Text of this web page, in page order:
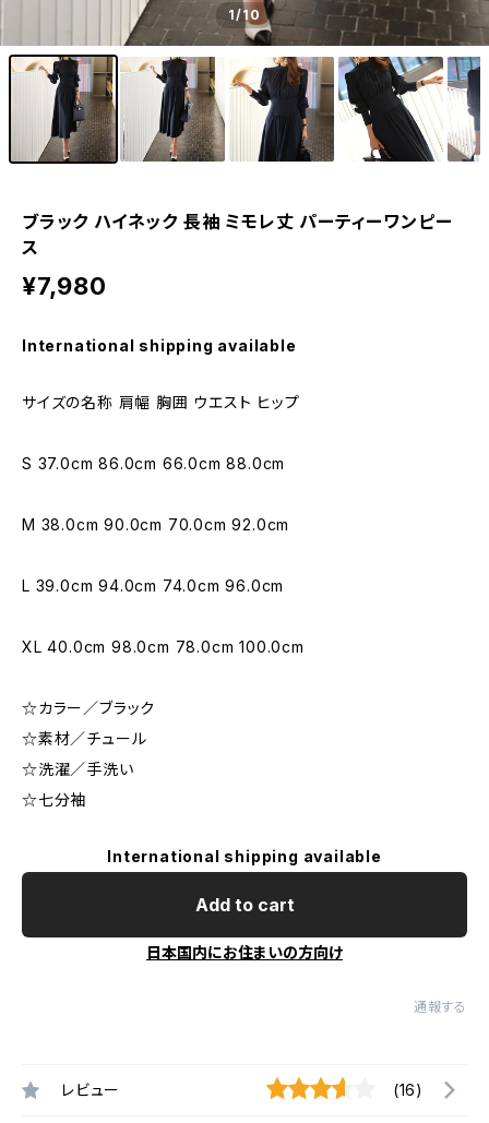
1/10
ブラック ハイネック 長袖 ミモレ丈 パーティーワンピー
ス
¥7,980
International shipping available
サイズの名称 肩幅 胸囲 ウエスト ヒップ
S 37.0cm 86.0cm 66.0cm 88.0cm
M 38.0cm 90.0cm 70.0cm 92.0cm
L 39.0cm 94.0cm 74.0cm 96.0cm
XL 40.0cm 98.0cm 78.0cm 100.0cm
☆カラー／ブラック
☆素材／チュール
☆洗濯／手洗い
☆七分袖
International shipping available
Add to cart
日本国内にお住まいの方向け
通報する
レビュー (16)